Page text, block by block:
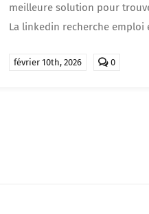
meilleure solution pour
La linkedin recherche emploi
février 10th, 2026 0